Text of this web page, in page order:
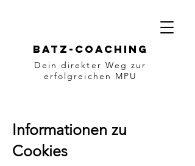
Batz-Coaching
Dein direkter Weg zur
erfolgreichen MPU
Informationen zu
Cookies